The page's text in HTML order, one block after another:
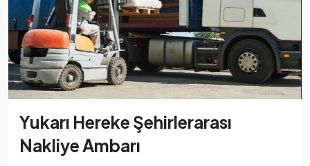
Yukarı Hereke Şehirlerarası
Nakliye Ambarı